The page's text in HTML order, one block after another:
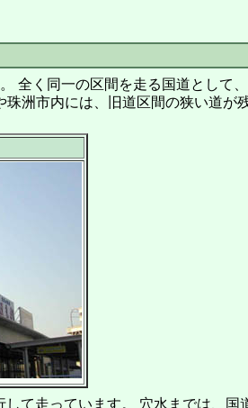
く同一の区間を走る国道として
洲市内には、旧道区間の狭い道が
て走っています。 穴水までは、